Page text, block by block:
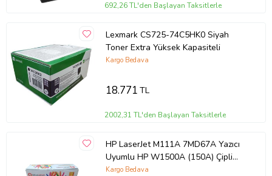
692,26 TL'den Başlayan Taksitlerle
Lexmark CS725-74C5HK0 Siyah
Toner Extra Yüksek Kapasiteli
Kargo Bedava
18.771TL
2002,31 TL'den Başlayan Taksitlerle
HP LaserJet M111A 7MD67A Yazıcı
Uyumlu HP W1500A (150A) Çipli
Muadil Toner (Siyah)
Kargo Bedava